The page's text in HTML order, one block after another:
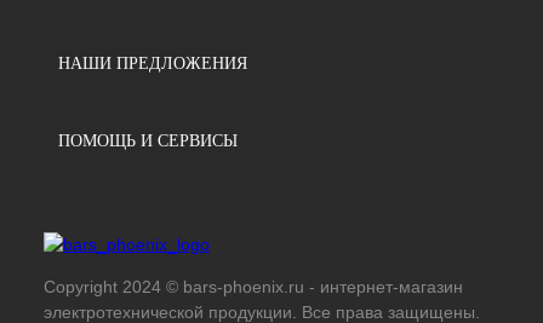
НАШИ ПРЕДЛОЖЕНИЯ
ПОМОЩЬ И СЕРВИСЫ
Copyright 2024 © bars-phoenix.ru - интернет-магазин
электротехнической продукции. Все права защищены.